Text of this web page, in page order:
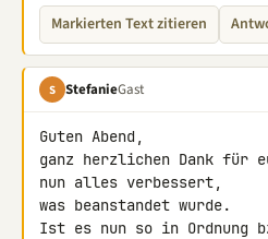
Markierten Text zitieren
S StefanieGast
Guten Abend,
ganz herzlichen Dank für
nun alles verbessert,
was beanstandet wurde.
Ist es nun so in Ordnung